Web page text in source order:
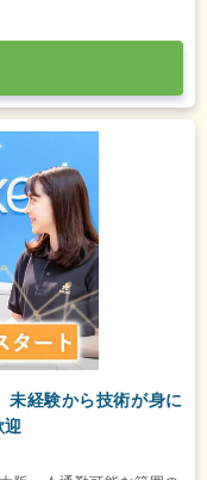
未経験から技術が身に